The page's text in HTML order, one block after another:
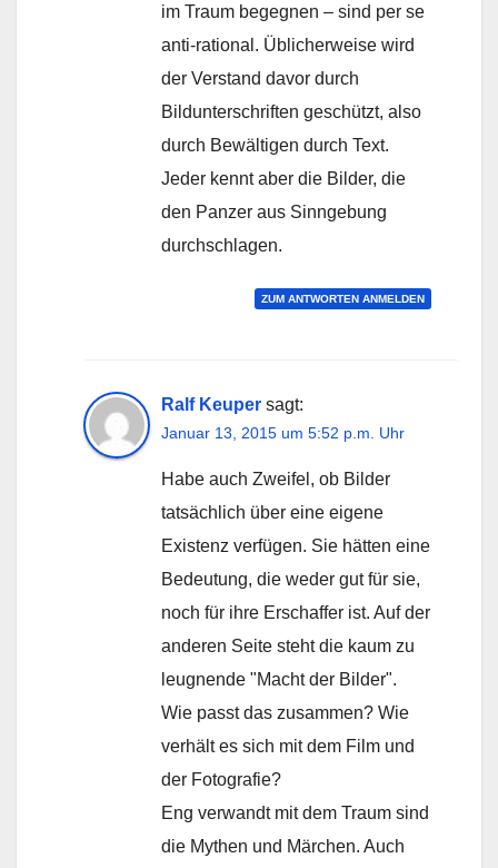
im Traum begegnen – sind per se
anti-rational. Üblicherweise wird
der Verstand davor durch
Bildunterschriften geschützt, also
durch Bewältigen durch Text.
Jeder kennt aber die Bilder, die
den Panzer aus Sinngebung
durchschlagen.
ZUM ANTWORTEN ANMELDEN
Ralf Keuper sagt:
Januar 13, 2015 um 5:52 p.m. Uhr
Habe auch Zweifel, ob Bilder
tatsächlich über eine eigene
Existenz verfügen. Sie hätten eine
Bedeutung, die weder gut für sie,
noch für ihre Erschaffer ist. Auf der
anderen Seite steht die kaum zu
leugnende "Macht der Bilder".
Wie passt das zusammen? Wie
verhält es sich mit dem Film und
der Fotografie?
Eng verwandt mit dem Traum sind
die Mythen und Märchen. Auch